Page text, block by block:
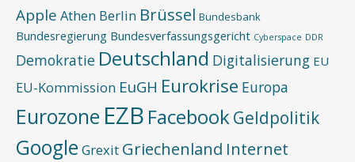
Apple Athen Berlin Brüssel Bundesbank
Bundesregierung Bundesverfassungsgericht Cyberspace DDR
Demokratie Deutschland Digitalisierung EU
EU-Kommission EuGH Eurokrise Europa
Eurozone EZB FacebookGeldpolitik
Google Grexit Griechenland Internet